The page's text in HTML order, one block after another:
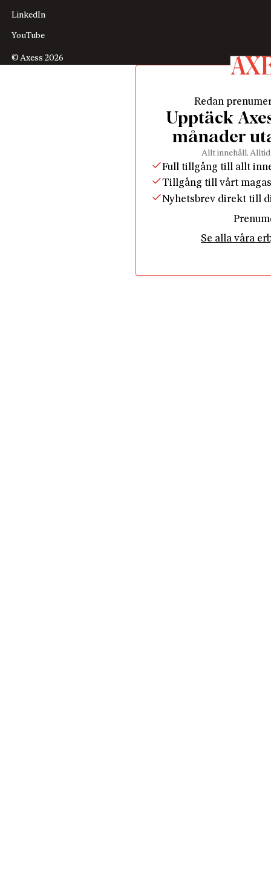
LinkedIn
YouTube
© Axess 2026
Redan
Upptäck
månader
Allt innehåll.
Full tillgång till allt
Tillgång till vårt
Nyhetsbrev direkt till
Se alla våra